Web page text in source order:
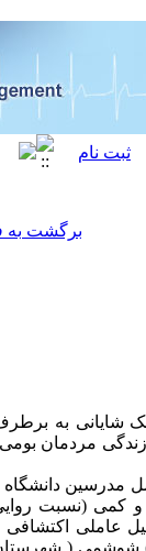
برگشت به
شایانی به
مردمان
کمی (روش شناختی) انجام شد. تعداد نمونه در مرحله کیفی 20 تن شامل مدرسین
و کمی (نسبت
سازه (تحلیل عاملی
جانی) شوشمی (